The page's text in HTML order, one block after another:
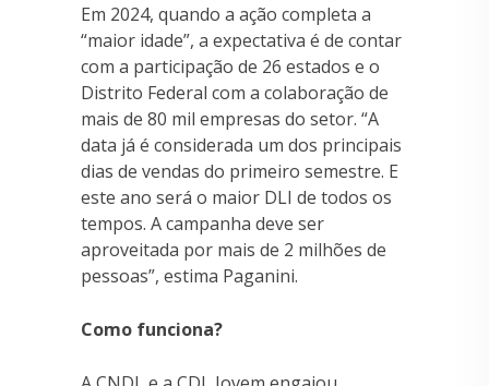
Em 2024, quando a ação completa a
“maior idade”, a expectativa é de contar
com a participação de 26 estados e o
Distrito Federal com a colaboração de
mais de 80 mil empresas do setor. “A
data já é considerada um dos principais
dias de vendas do primeiro semestre. E
este ano será o maior DLI de todos os
tempos. A campanha deve ser
aproveitada por mais de 2 milhões de
pessoas”, estima Paganini.
Como funciona?